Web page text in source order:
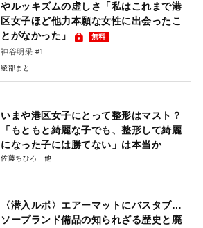
やルッキズムの虚しさ「私はこれまで港
区女子ほど他力本願な女性に出会ったこ
とがなかった」
無料
神谷明采 #1
綾部まと
いまや港区女子にとって整形はマスト？
「もともと綺麗な子でも、整形して綺麗
になった子には勝てない」は本当か
佐藤ちひろ
〈潜入ルポ〉エアーマットにバスタブ…
ソープランド備品の知られざる歴史と廃